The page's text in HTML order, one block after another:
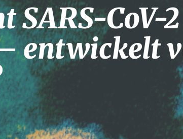
SARS-CoV-
entwickelt